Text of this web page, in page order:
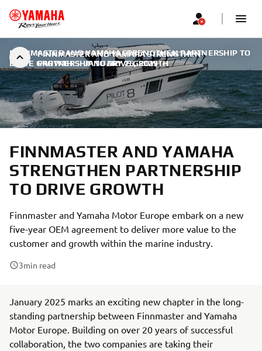
FINNMASTER AND YAMAHA STRENGTHEN
PARTNERSHIP TO DRIVE GROWTH
FINNMASTER AND YAMAHA STRENGTHEN PARTNERSHIP TO
DRIVE GROWTH | JANUARY 26, 2025
FINNMASTER AND YAMAHA
STRENGTHEN PARTNERSHIP
TO DRIVE GROWTH
Finnmaster and Yamaha Motor Europe embark on a new
five-year OEM agreement to deliver more value to the
customer and growth within the marine industry.
3min read
January 2025 marks an exciting new chapter in the long-
standing partnership between Finnmaster and Yamaha
Motor Europe. Building on over 20 years of successful
collaboration, the two companies are taking their